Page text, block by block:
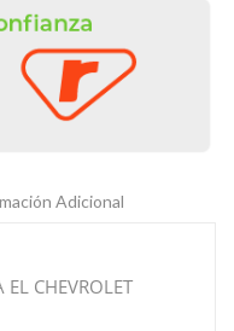
Adicional
CHEVROLET